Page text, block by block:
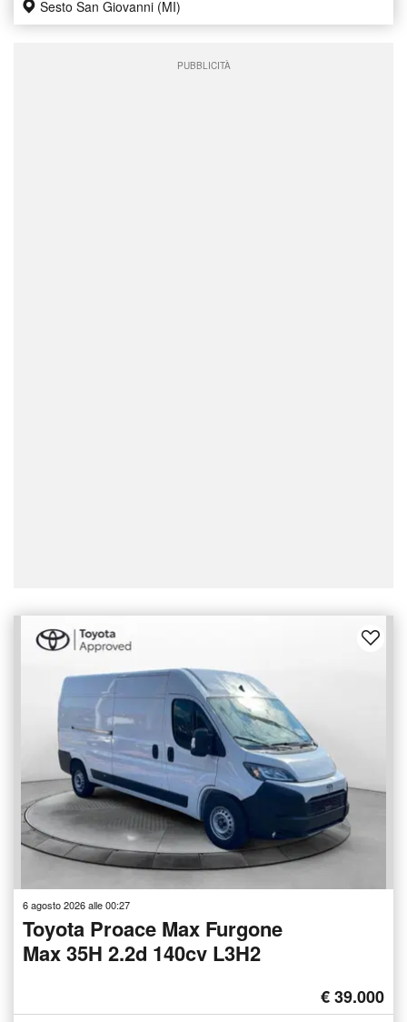
Sesto San Giovanni (MI)
PUBBLICITÀ
6 agosto 2026 alle 00:27
Toyota Proace Max Furgone
Max 35H 2.2d 140cv L3H2
€ 39.000